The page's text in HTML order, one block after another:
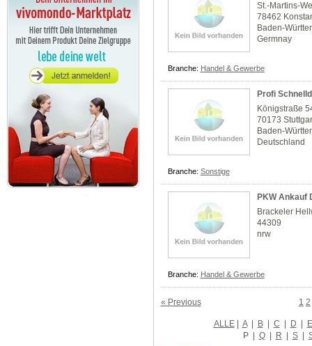
St.-Martins-
78462
Baden-
Germnay
Branche: Handel & Gewerbe
Profi
Königstraße
70173
Baden-
Deutschland
Branche: Sonstige
PKW Ankauf
Brackeler
44309
nrw
Branche: Handel & Gewerbe
« Previous 1 2
ALLE| A | B | C | D | E
P| Q | R | S |